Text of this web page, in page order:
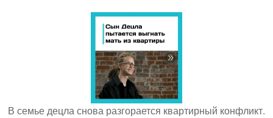
В семье децла снова разгорается квартирный конфликт.